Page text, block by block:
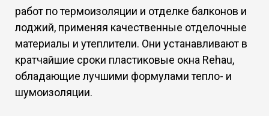
работ по термоизоляции и отделке балконов и
лоджий, применяя качественные отделочные
материалы и утеплители. Они устанавливают в
кратчайшие сроки пластиковые окна Rehau,
обладающие лучшими формулами тепло- и
шумоизоляции.